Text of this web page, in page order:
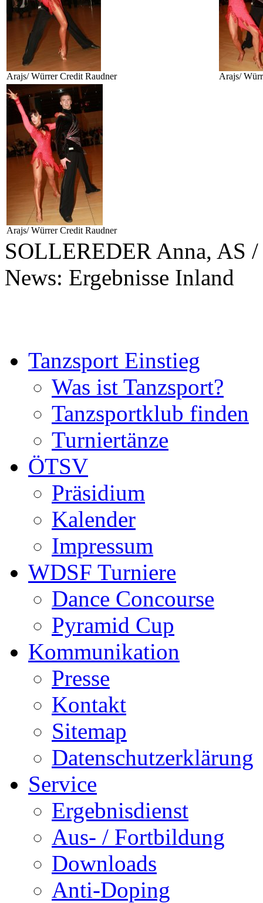
Arajs/ Würrer Credit Raudner Arajs/
Arajs/ Würrer Credit Raudner
SOLLEREDER Anna, AS
News: Ergebnisse Inland
Tanzsport Einstieg
Was ist Tanzsport?
Tanzsportklub finden
Turniertänze
ÖTSV
Präsidium
Kalender
Impressum
WDSF Turniere
Dance Concourse
Pyramid Cup
Kommunikation
Presse
Kontakt
Sitemap
Datenschutzerklärung
Service
Ergebnisdienst
Aus- / Fortbildung
Downloads
Anti-Doping